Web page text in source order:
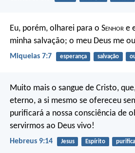
Eu, porém, olharei para o Senhor e
minha salvação; o meu Deus me
Miqueias 7:7 esperança salvação
Muito mais o sangue de Cristo,
eterno, a si mesmo se ofereceu
purificará a nossa consciência de
servirmos ao Deus vivo!
Hebreus 9:14 Jesus Espírito